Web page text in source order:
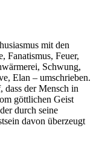
mit den
Fanatismus, Feuer,
Schwung,
Elan – umschrieben.
der Mensch in
göttlichen Geist
durch seine
davon überzeugt